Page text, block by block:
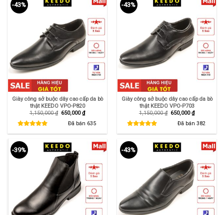
-43%
Giày công sở buộc dây cao cấp da bò
thật KEEDO VPO-P820
1,150,000₫ Giá
1,150,000 ₫.
650,000₫Giá
hiện
tại
là:
650,000 ₫.
Đã bán 635
-43%
Giày công sở buộc dây cao cấp da bò
thật KEEDO VPO-P703
1,150,000₫ Giá
1,150,000 ₫.
650,000₫Giá
hiện
tại
là:
650,000 ₫.
Đã bán 382
-39% -43%